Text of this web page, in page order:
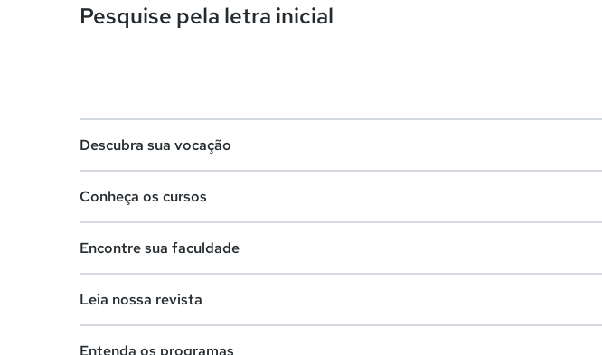
Pesquise pela letra inicial
Descubra sua vocação
Lista de profissões
Conheça os cursos
Cursos de graduação
Encontre sua faculdade
Leia nossa revista
Entenda os programas